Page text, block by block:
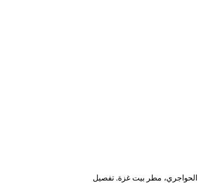
الحواجري، مطر بيت غزة. تفصيل